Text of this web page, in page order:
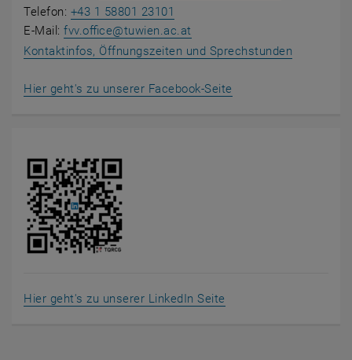
Telefon: +43 1 58801 23101
E-Mail:fvv.office@tuwien.ac.at
Kontaktinfos, Öffnungszeiten und Sprechstunden
Hier geht's zu unserer Facebook-Seite
Hier geht's zu unserer LinkedIn Seite